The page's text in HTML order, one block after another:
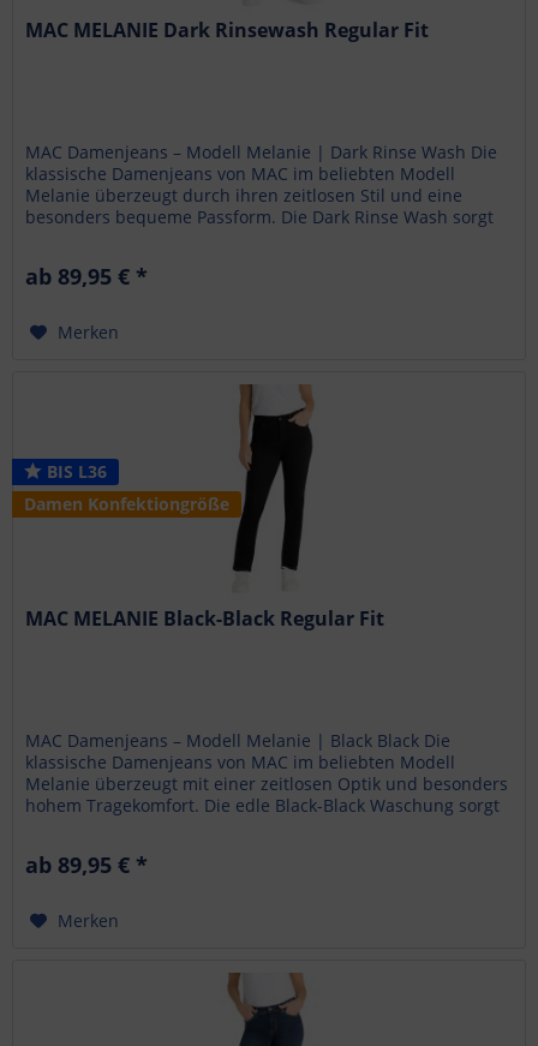
MAC MELANIE Dark Rinsewash Regular Fit
MAC Damenjeans – Modell Melanie | Dark Rinse Wash Die
klassische Damenjeans von MAC im beliebten Modell
Melanie überzeugt durch ihren zeitlosen Stil und eine
besonders bequeme Passform. Die Dark Rinse Wash sorgt
ab 89,95 € *
Merken
BIS L36
Damen Konfektiongröße
MAC MELANIE Black-Black Regular Fit
MAC Damenjeans – Modell Melanie | Black Black Die
klassische Damenjeans von MAC im beliebten Modell
Melanie überzeugt mit einer zeitlosen Optik und besonders
hohem Tragekomfort. Die edle Black-Black Waschung sorgt
ab 89,95 € *
Merken